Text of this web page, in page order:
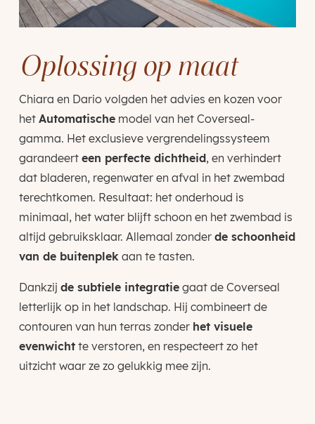
Oplossing op maat
Chiara en Dario volgden het advies en kozen voor
het Automatischemodel van het Coverseal-
gamma. Het exclusieve vergrendelingssysteem
garandeert een perfecte dichtheid, en verhindert
dat bladeren, regenwater en afval in het zwembad
terechtkomen. Resultaat: het onderhoud is
minimaal, het water blijft schoon en het zwembad is
altijd gebruiksklaar. Allemaal zonder de schoonheid
van de buitenplekaan te tasten.
Dankzij de subtiele integratiegaat de Coverseal
letterlijk op in het landschap. Hij combineert de
contouren van hun terras zonder het visuele
evenwichtte verstoren, en respecteert zo het
uitzicht waar ze zo gelukkig mee zijn.